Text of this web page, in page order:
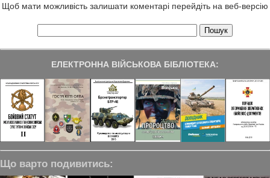
Щоб мати можливість залишати коментарі перейдіть на веб-версію
ЕЛЕКТРОННА ВІЙСЬКОВА БІБЛІОТЕКА:
Що варто подивитись: